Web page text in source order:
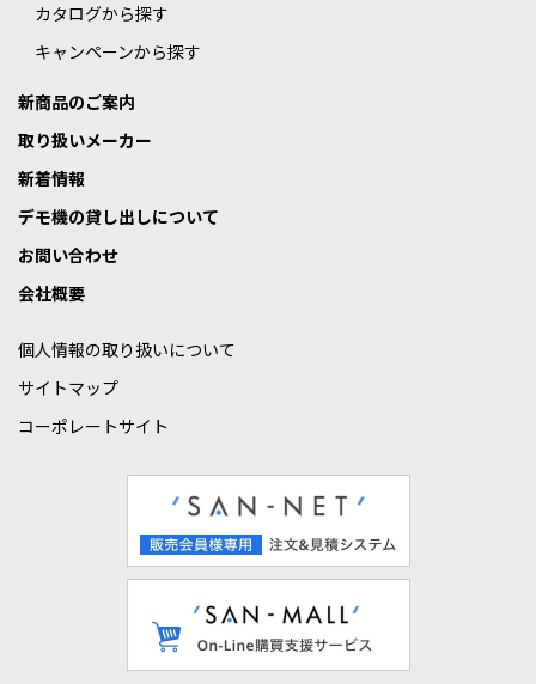
カタログから探す
キャンペーンから探す
新商品のご案内
取り扱いメーカー
新着情報
デモ機の貸し出しについて
お問い合わせ
会社概要
個人情報の取り扱いについて
サイトマップ
コーポレートサイト